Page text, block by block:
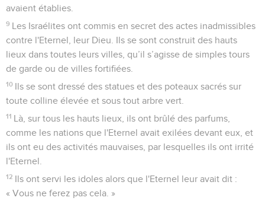
hauts lieux, pris parmi eux, qui offraient pour eux des
sacrifices dans les centres de hauts lieux.
Ainsi, ils craignaient l'Eternel tout en servant leurs dieux
d'après la coutume des nations d'où on les avait exilés.
34 Aujourd'hui encore, ils suivent leurs premières coutumes :
ils ne craignent pas l'Eternel et ils ne se conforment ni à
leurs propres prescriptions et règles, ni à la loi et aux
commandements donnés par l'Eternel aux descendants de
35
L'Eternel avait fait alliance avec eux, il leur avait donné cet
ordre : « Vous ne craindrez pas d'autres dieux, vous ne les
adorerez pas, vous ne les servirez pas et vous ne leur offrirez